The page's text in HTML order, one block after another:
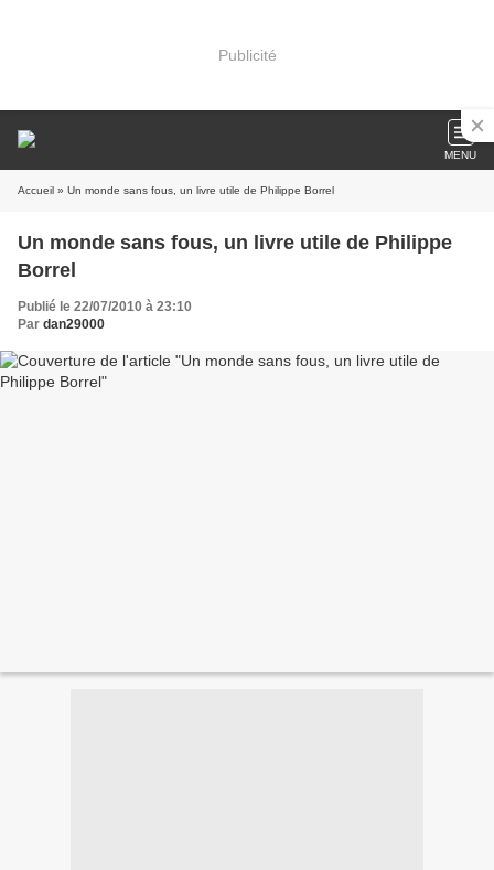
Publicité
MENU
Accueil » Un monde sans fous, un livre utile de Philippe Borrel
Un monde sans fous, un livre utile de Philippe
Borrel
Publié le 22/07/2010 à 23:10
Par dan29000